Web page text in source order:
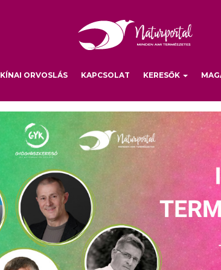
KÍNAI ORVOSLÁS KAPCSOLAT KERESŐK